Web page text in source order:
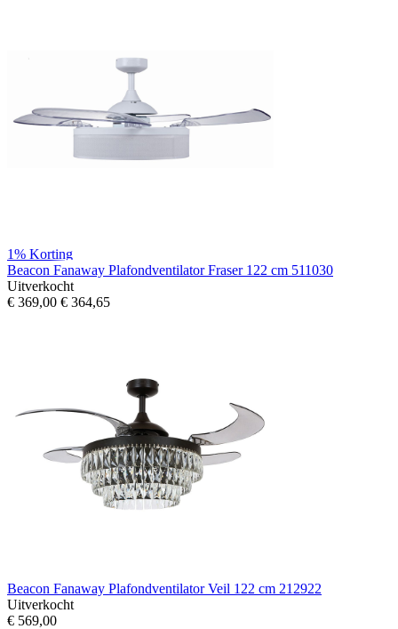
1% Korting
Beacon Fanaway Plafondventilator Fraser 122 cm 511030
Uitverkocht
€ 369,00 € 364,65
Beacon Fanaway Plafondventilator Veil 122 cm 212922
Uitverkocht
€ 569,00